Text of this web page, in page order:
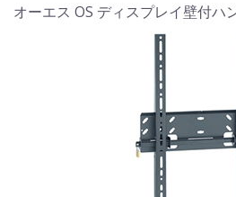
オーエス OS ディスプレイ壁付ハ